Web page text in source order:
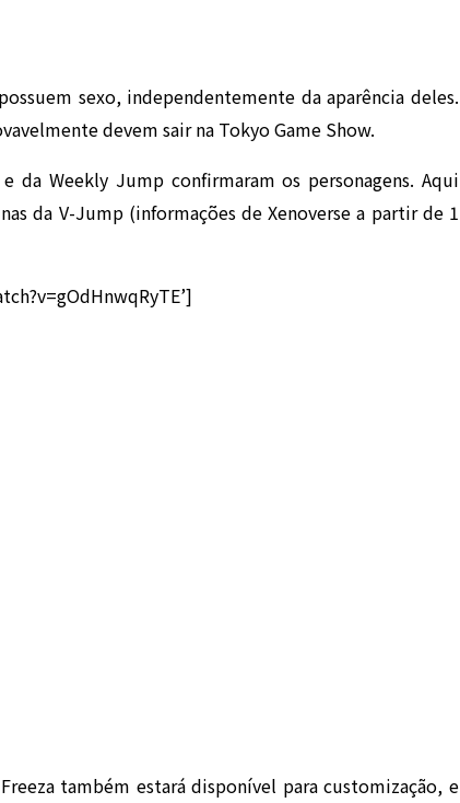
sexo, independentemente da aparência deles.
devem sair na Tokyo Game Show.
da Weekly Jump confirmaram os personagens. Aqui
da V-Jump (informações de Xenoverse a partir de 1
também estará disponível para customização, e